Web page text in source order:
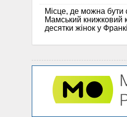
Місце, де можна бути
Мамський книжковий
десятки жінок у